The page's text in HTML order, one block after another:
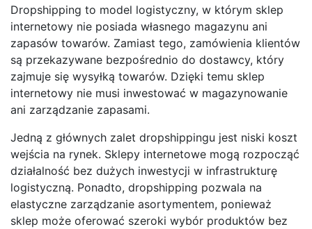
Dropshipping to model logistyczny, w którym sklep
internetowy nie posiada własnego magazynu ani
zapasów towarów. Zamiast tego, zamówienia klientów
są przekazywane bezpośrednio do dostawcy, który
zajmuje się wysyłką towarów. Dzięki temu sklep
internetowy nie musi inwestować w magazynowanie
ani zarządzanie zapasami.
Jedną z głównych zalet dropshippingu jest niski koszt
wejścia na rynek. Sklepy internetowe mogą rozpocząć
działalność bez dużych inwestycji w infrastrukturę
logistyczną. Ponadto, dropshipping pozwala na
elastyczne zarządzanie asortymentem, ponieważ
sklep może oferować szeroki wybór produktów bez